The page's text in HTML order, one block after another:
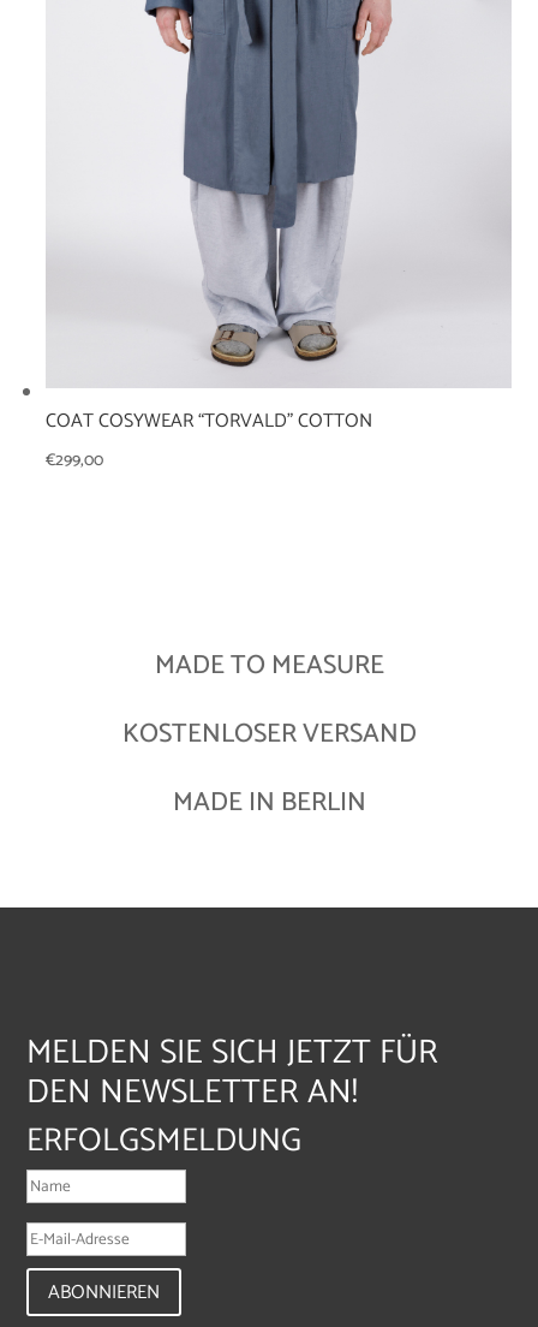
COAT COSYWEAR “TORVALD” COTTON
€299,00
MADE TO MEASURE
KOSTENLOSER VERSAND
MADE IN BERLIN
MELDEN SIE SICH JETZT FÜR
DEN NEWSLETTER AN!
ERFOLGSMELDUNG
ABONNIEREN